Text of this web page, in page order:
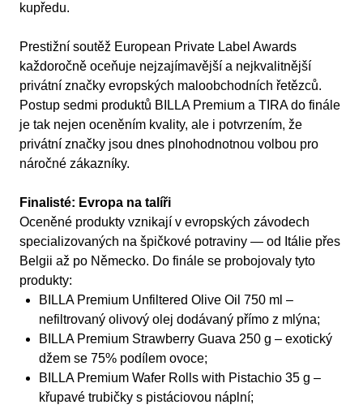
kupředu.
Prestižní soutěž European Private Label Awards
každoročně oceňuje nejzajímavější a nejkvalitnější
privátní značky evropských maloobchodních řetězců.
Postup sedmi produktů BILLA Premium a TIRA do finále
je tak nejen oceněním kvality, ale i potvrzením, že
privátní značky jsou dnes plnohodnotnou volbou pro
náročné zákazníky.
Finalisté: Evropa na talíři
Oceněné produkty vznikají v evropských závodech
specializovaných na špičkové potraviny — od Itálie přes
Belgii až po Německo. Do finále se probojovaly tyto
produkty:
BILLA Premium Unfiltered Olive Oil 750 ml –
nefiltrovaný olivový olej dodávaný přímo z mlýna;
BILLA Premium Strawberry Guava 250 g – exotický
džem se 75% podílem ovoce;
BILLA Premium Wafer Rolls with Pistachio 35 g –
křupavé trubičky s pistáciovou náplní;